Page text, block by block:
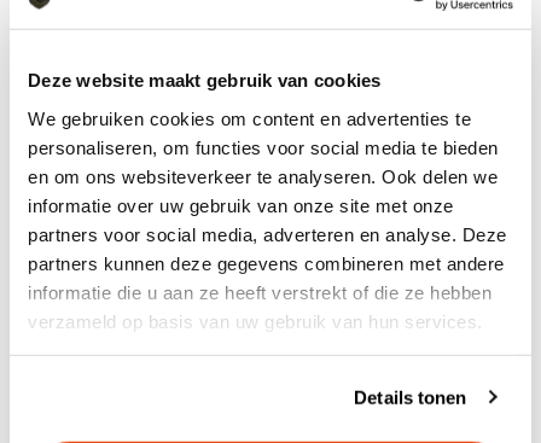
Deze website maakt gebruik van cookies
We gebruiken cookies om content en advertenties te
personaliseren, om functies voor social media te bieden
en om ons websiteverkeer te analyseren. Ook delen we
informatie over uw gebruik van onze site met onze
partners voor social media, adverteren en analyse. Deze
partners kunnen deze gegevens combineren met andere
informatie die u aan ze heeft verstrekt of die ze hebben
verzameld op basis van uw gebruik van hun services.
Details tonen
KLEUR
GERELATEERDE PRODUCTEN